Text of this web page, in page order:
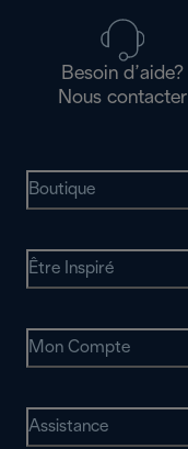
Besoin d’aide?
Nous contacter
Boutique
Être Inspiré
Mon Compte
Assistance